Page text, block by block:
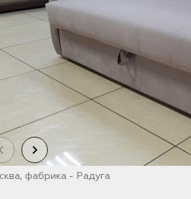
фабрика - Радуга